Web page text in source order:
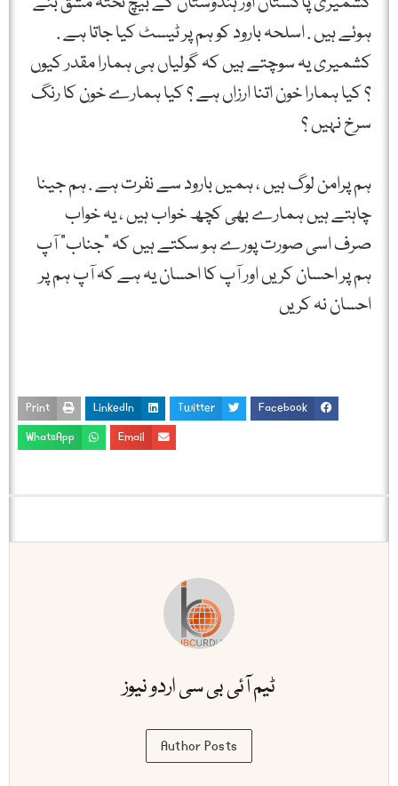
ہوئے ہیں‌ . اسلحہ بارود کو ہم پر ٹیسٹ کیا جاتا ہے .
کشمیری یہ سوچتے ہیں کہ گولیاں ہی ہمارا مقدر کیوں
؟ کیا ہمارا خون اتنا ارزاں ہے ؟ کیا ہمارے خون کا رنگ
سرخ نہیں ؟
ہم پرامن لوگ ہیں ، ہمیں بارود سے نفرت ہے . ہم جینا
چاہتے ہیں ہمارے بھی کچھ خواب ہیں ، یہ خواب
صرف اسی صورت پورے ہو سکتے ہیں کہ ”جناب” آپ
ہم پر احسان کریں اور آپ کا احسان یہ ہے کہ آپ ہم پر
احسان نہ کریں
Facebook
Twitter
LinkedIn
Print
Email
WhatsApp
ٹیم آئی بی سی اردو نیوز
Author Posts